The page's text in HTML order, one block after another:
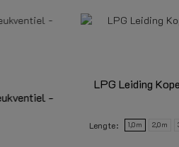
LPG Leiding Koper 8mm met
2,0m 3,0m 4,0m 5,0m